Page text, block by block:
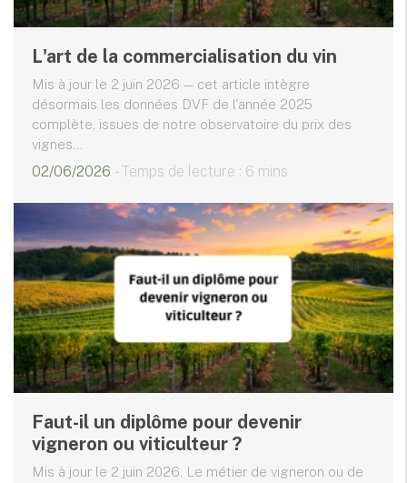
L'art de la commercialisation du vin
Mis à jour le 2 juin 2026 — cet article intègre
désormais les données DVF de l'année 2025
complète, issues de notre observatoire du prix des
vignes...
02/06/2026 - Temps de lecture : 6 mins
Faut-il un diplôme pour devenir
vigneron ou viticulteur ?
Mis à jour le 2 juin 2026. Le métier de vigneron ou de